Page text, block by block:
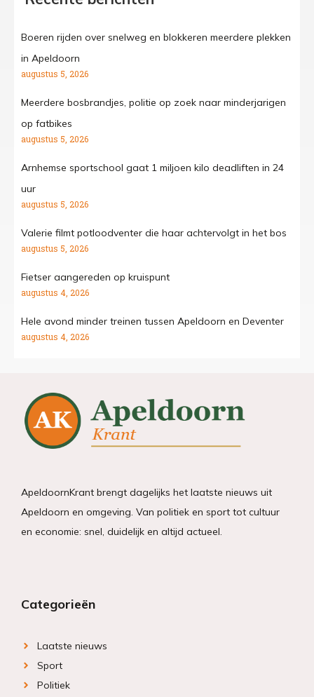
Boeren rijden over snelweg en blokkeren meerdere plekken
in Apeldoorn
augustus 5, 2026
Meerdere bosbrandjes, politie op zoek naar minderjarigen
op fatbikes
augustus 5, 2026
Arnhemse sportschool gaat 1 miljoen kilo deadliften in 24
uur
augustus 5, 2026
Valerie filmt potloodventer die haar achtervolgt in het bos
augustus 5, 2026
Fietser aangereden op kruispunt
augustus 4, 2026
Hele avond minder treinen tussen Apeldoorn en Deventer
augustus 4, 2026
ApeldoornKrant brengt dagelijks het laatste nieuws uit
Apeldoorn en omgeving. Van politiek en sport tot cultuur
en economie: snel, duidelijk en altijd actueel.
Categorieën
Laatste nieuws
Sport
Politiek